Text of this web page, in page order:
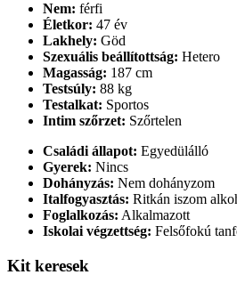
Nem: férfi
Életkor: 47 év
Lakhely: Göd
Szexuális beállítottság: Hetero
Magasság: 187 cm
Testsúly: 88 kg
Testalkat: Sportos
Intim szőrzet: Szőrtelen
Családi állapot: Egyedülálló
Gyerek: Nincs
Dohányzás: Nem dohányzom
Italfogyasztás: Ritkán iszom
Foglalkozás: Alkalmazott
Iskolai végzettség: Felsőfokú
Kit keresek